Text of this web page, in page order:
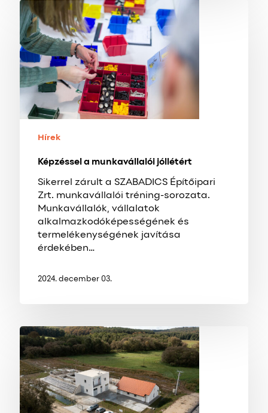
Képzéssel
a
munkavállalói
jóllétért
Hírek
Képzéssel a munkavállalói jóllétért
Sikerrel zárult a SZABADICS Építőipari
Zrt. munkavállalói tréning-sorozata.
Munkavállalók, vállalatok
alkalmazkodóképességének és
termelékenységének javítása
érdekében…
2024. december 03.
Egész
Dél-
Dunántúlt
érintő
óriásprojekt
zárult